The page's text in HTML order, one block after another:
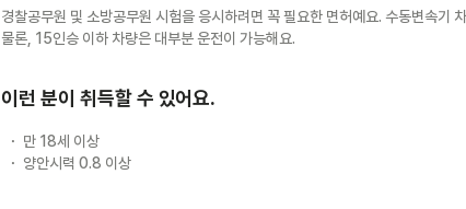
경찰공무원 및 소방공무원 시험을 응시하려면 꼭 필요한 면허예요. 수동변속기
물론, 15인승 이하 차량은 대부분 운전이 가능해요.
이런 분이 취득할 수 있어요.
만 18세 이상
양안시력 0.8 이상